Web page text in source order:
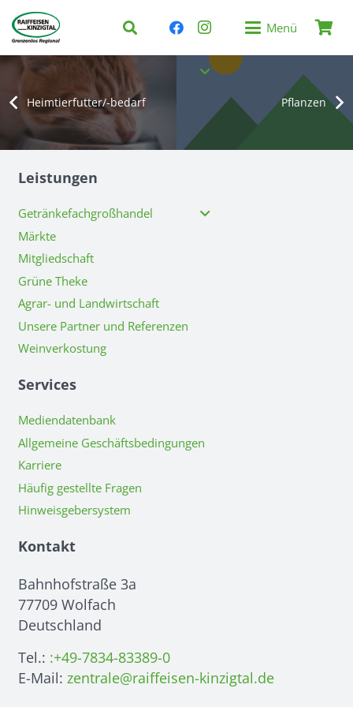
Menü
Heimtierfutter/-bedarf Pflanzen
Leistungen
Getränkefachgroßhandel
Märkte
Mitgliedschaft
Grüne Theke
Agrar- und Landwirtschaft
Unsere Partner und Referenzen
Weinverkostung
Services
Mediendatenbank
Allgemeine Geschäftsbedingungen
Karriere
Häufig gestellte Fragen
Hinweisgebersystem
Kontakt
Bahnhofstraße 3a
77709 Wolfach
Deutschland
Tel.: :+49-7834-83389-0
E-Mail: zentrale@raiffeisen-kinzigtal.de